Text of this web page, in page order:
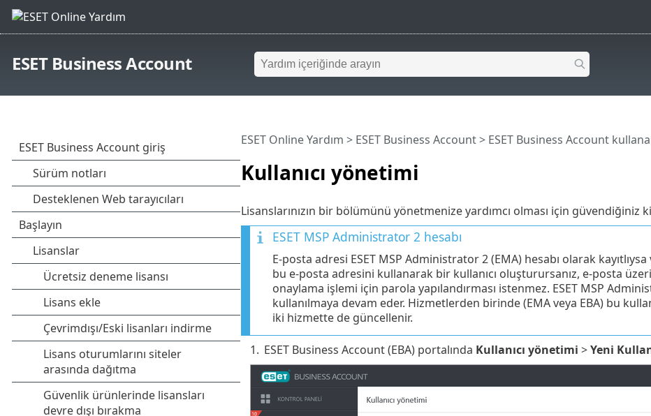
ESET Business Account
Kullanıcı yönetimi
ESET Online Yardım > ESET Business Account> ESET Business Account
Lisanslarınızın bir bölümünü yönetmenize yardımcı olması için güvendiğiniz
ESET MSP Administrator 2 hesabı
E-posta adresi ESET MSP Administrator 2 (EMA) hesabı olarak
bu e-posta adresini kullanarak bir kullanıcı oluşturursanız, e-posta
onaylama işlemi için parola yapılandırması istenmez. ESET MSP
kullanılmaya devam eder. Hizmetlerden birinde (EMA veya EBA) bu
iki hizmette de güncellenir.
1. ESET Business Account (EBA) portalında Kullanıcı yönetimi >Yeni